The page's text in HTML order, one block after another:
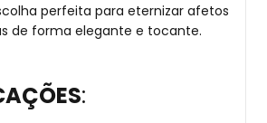
perfeita para eternizar afetos
de forma elegante e tocante.
: